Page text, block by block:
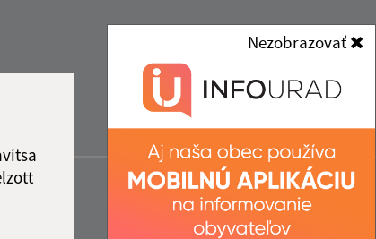
Nezobrazovať